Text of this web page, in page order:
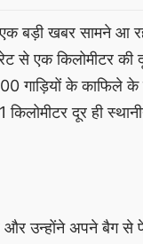
बड़ी खबर सामने आ
से एक किलोमीटर
गाड़ियों के काफिले
दूर ही
और उन्होंने अपने बैग